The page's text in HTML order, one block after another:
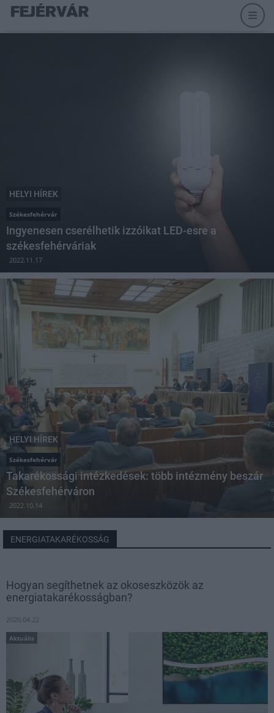
HELYI HÍREK
Székesfehérvár
Ingyenesen cserélhetik izzóikat LED-esre a
székesfehérváriak
2022.11.17
HELYI HÍREK
Székesfehérvár
Takarékossági intézkedések: több intézmény beszár
Székesfehérváron
2022.10.14
ENERGIATAKARÉKOSSÁG
Hogyan segíthetnek az okoseszközök az
energiatakarékosságban?
2020.04.22
Aktuális